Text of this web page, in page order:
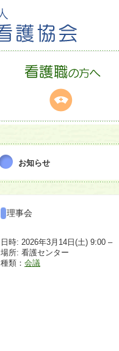
お知らせ
理事会
日時: 2026年3月14日(土) 9:00 –
場所: 看護センター
種類： 会議